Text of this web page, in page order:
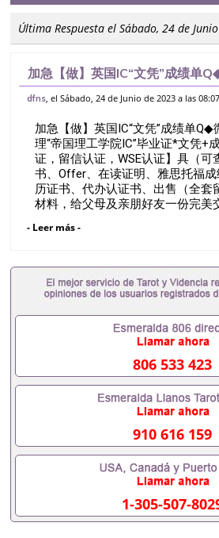
Última Respuesta el Sábado, 24 de
加急【做】英国IC“文凭”成绩单
551190476办理“帝国理工学院
认证】具（可查）代办录取通知
dfns , el Sábado, 24 de Junio de 2023 a las
加急【做】英国IC“文凭”成绩单Q◆
理“帝国理工学院IC”毕业证*文凭+
证，留信认证，WSE认证】具（可
书、Offer、在读证明、雅思托福
历证书、代办认证书、出售（全套
材料，给父母及亲朋好友一份完美
办理毕业证成绩单办理教育部认证
历认证办理学生卡办理录取通知书
美国文凭办理澳洲文凭办理英国文
办理德国文凭 一、快速办理材料
思。（全套留学回国必备证明材料
友一份完美交代）； 2、雅思、托
至是申请工签都可以用到）。 注：
可以安排办理，毕业证成绩单，学
毕业时间都可以根据客户要求安排
毕业证可以用吗551190476假的毕
学历认证吗551190476要定居国外
551190476入职事业单位/国企假
551190476入职国企/事业单位需
551190476办理假毕业证在国内能
业证怎么办, 毕业证丢了怎么办, 没
理毕业证,没毕业可以办学历认证吗
辍学、挂科而没有正常毕业
- Leer más -
806 533 423
910 616 159
1-305-507-